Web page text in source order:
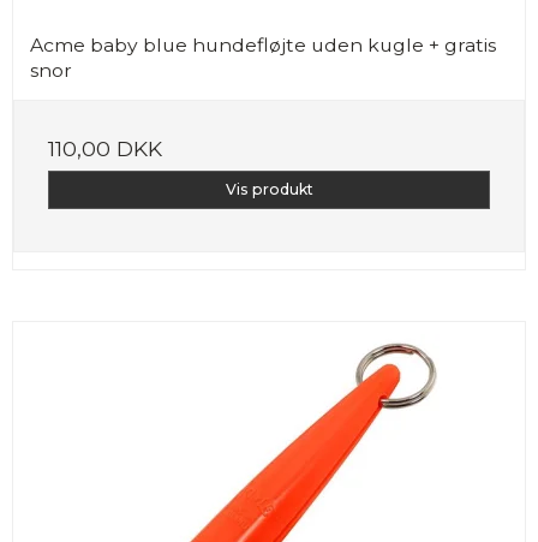
Acme baby blue hundefløjte uden kugle + gratis
snor
110,00 DKK
Vis produkt